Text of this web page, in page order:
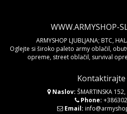
WWW.ARMYSHOP-
ARMYSHOP LJUBLJANA; BTC,
Oglejte si široko paleto army oblačil,
opreme, street oblačil, survival
Kontaktirajte
Naslov: ŠMARTINSKA
Phone:
Email: